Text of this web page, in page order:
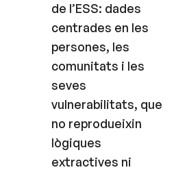
de l’ESS: dades
centrades en les
persones, les
comunitats i les
seves
vulnerabilitats, que
no reprodueixin
lògiques
extractives ni